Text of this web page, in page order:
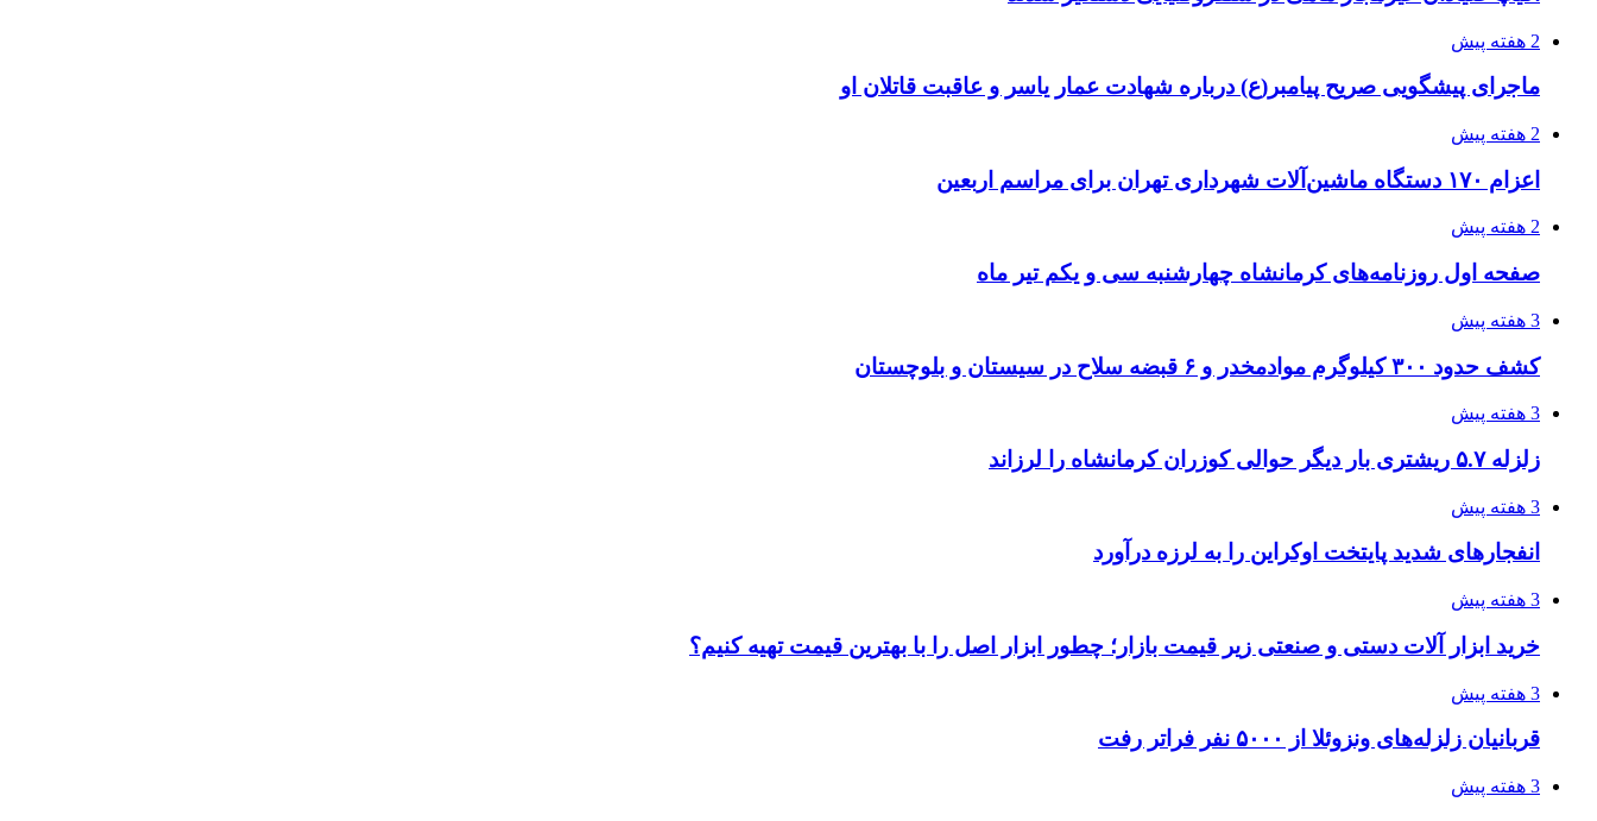
2 هفته پیش
ماجرای پیشگویی صریح پیامبر(ع) درباره شهادت عمار یاسر و عاقبت قاتلان او
2 هفته پیش
اعزام ۱۷۰ دستگاه ماشین‌آلات شهرداری تهران برای مراسم اربعین
2 هفته پیش
صفحه اول روزنامه‌های کرمانشاه چهارشنبه سی و یکم تیر ماه
3 هفته پیش
کشف حدود ۳۰۰ کیلوگرم موادمخدر و ۶ قبضه سلاح در سیستان و بلوچستان
3 هفته پیش
زلزله ۵.۷ ریشتری بار دیگر حوالی کوزران کرمانشاه را لرزاند
3 هفته پیش
انفجارهای شدید پایتخت اوکراین را به لرزه درآورد
3 هفته پیش
خرید ابزار آلات دستی و صنعتی زیر قیمت بازار؛ چطور ابزار اصل را با بهترین قیمت تهیه کنیم؟
3 هفته پیش
قربانیان زلزله‌های ونزوئلا از ۵۰۰۰ نفر فراتر رفت
3 هفته پیش